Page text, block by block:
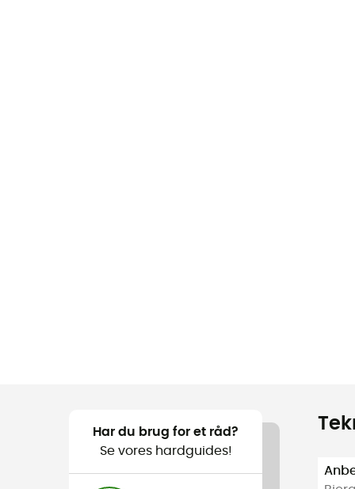
Har du brug for et råd?
Se vores hardguides!